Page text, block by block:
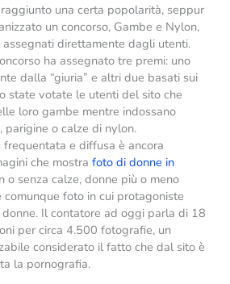
raggiunto una certa popolarità, seppur
un concorso, Gambe e Nylon,
assegnati direttamente dagli utenti.
ha assegnato tre premi: uno
dalla “giuria” e altri due basati sui
state votate le utenti del sito che
loro gambe mentre indossano
o calze di nylon.
e diffusa è ancora
che mostra foto di donne in
o senza calze, donne più o meno
comunque foto in cui protagoniste
Il contatore ad oggi parla di 18
per circa 4.500 fotografie, un
considerato il fatto che dal sito è
la pornografia.